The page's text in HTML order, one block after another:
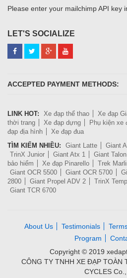
Please enter your mailchimp API key
LET'S SOCIALIZE
ACCEPTED PAYMENT METHODS:
LINK HOT: Xe đạp thể thao Xe đạp
thời trang
Xe đạp dựng Phụ kiện xe
đạp địa hình
Xe đạp đua
TÌM KIẾM NHIỀU:
Giant Latte Giant
TrinX Junior
Giant Atx 1 Giant Talon
bảo hiểm
Xe đạp Pinarello Trek
Giant OCR 5500
Giant OCR 5700
2800
Giant Propel ADV 2 TrinX
Giant TCR 6700
About Us Testimonials
Program
Copyright © 2019
CÔNG TY TNHH XE ĐẠP TOÀN
CYCLES